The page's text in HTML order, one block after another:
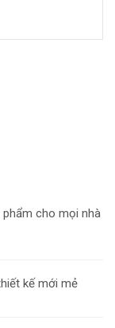
cho mọi nhà
kế mới mẻ